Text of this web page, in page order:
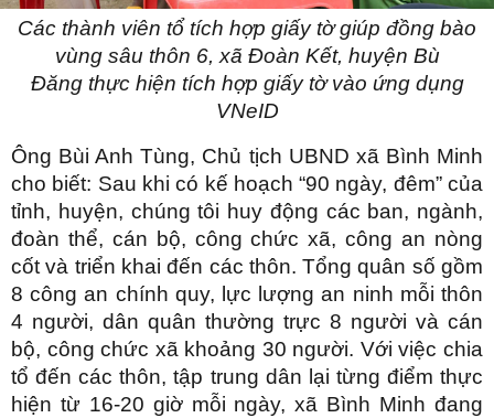
Các thành viên tổ tích hợp giấy tờ giúp đồng bào
vùng sâu thôn 6, xã Đoàn Kết, huyện Bù
Đăngthực hiện tích hợp giấy tờ vào ứng dụng
VNeID
Ông Bùi Anh Tùng, Chủ tịch UBND xã Bình Minh
cho biết: Sau khi có kế hoạch “90 ngày, đêm” của
tỉnh, huyện, chúng tôi huy động các ban, ngành,
đoàn thể, cán bộ, công chức xã, công an nòng
cốt và triển khai đến các thôn. Tổng quân số gồm
8 công an chính quy, lực lượng an ninh mỗi thôn
4 người, dân quân thường trực 8 người và cán
bộ, công chức xã khoảng 30 người. Với việc chia
tổ đến các thôn, tập trung dân lại từng điểm thực
hiện từ 16-20 giờ mỗi ngày, xã Bình Minh đang